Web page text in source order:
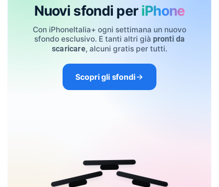
Nuovi sfondi per iPhone
Con iPhoneItalia+ ogni settimana un nuovo
sfondo esclusivo. E tanti altri già pronti da
scaricare, alcuni gratis per tutti.
Scopri gli sfondi